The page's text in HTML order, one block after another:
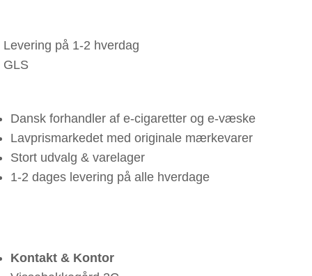
Levering på 1-2 hverdag
GLS
Dansk forhandler af e-cigaretter og e-væske
Lavprismarkedet med originale mærkevarer
Stort udvalg & varelager
1-2 dages levering på alle hverdage
Kontakt & Kontor